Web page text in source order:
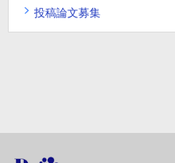
投稿論文募集